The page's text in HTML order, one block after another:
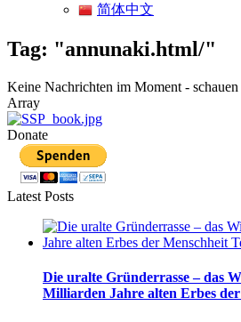
简体中文
Tag: "annunaki.html/"
Keine Nachrichten im Moment -
Array
Donate
Latest Posts
Die uralte Gründerrasse – das
Milliarden Jahre alten Erbes